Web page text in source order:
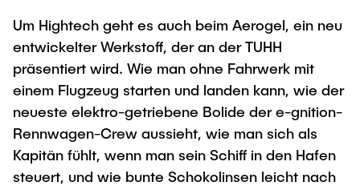
Um Hightech geht es auch beim Aerogel, ein neu
entwickelter Werkstoff, der an der TUHH
präsentiert wird. Wie man ohne Fahrwerk mit
einem Flugzeug starten und landen kann, wie der
neueste elektro-getriebene Bolide der e-gnition-
Rennwagen-Crew aussieht, wie man sich als
Kapitän fühlt, wenn man sein Schiff in den Hafen
steuert, und wie bunte Schokolinsen leicht nach